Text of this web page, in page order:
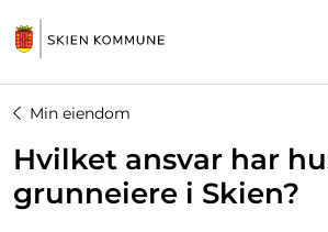
Min eiendom
Hvilket ansvar har
grunneiere i Skien?